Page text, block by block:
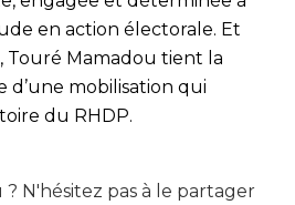
en action électorale. Et
Touré Mamadou tient la
d’une mobilisation qui
du RHDP.
N'hésitez pas à le partager